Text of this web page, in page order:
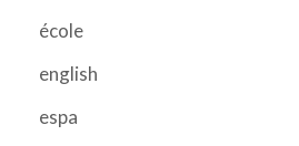
école
english
espa